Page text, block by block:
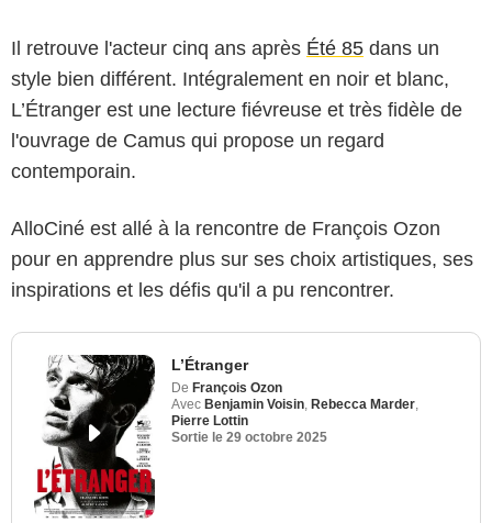
Il retrouve l'acteur cinq ans après Été 85 dans un
style bien différent. Intégralement en noir et blanc,
L’Étranger est une lecture fiévreuse et très fidèle de
l'ouvrage de Camus qui propose un regard
contemporain.
AlloCiné est allé à la rencontre de François Ozon
pour en apprendre plus sur ses choix artistiques, ses
inspirations et les défis qu'il a pu rencontrer.
L’Étranger
De François Ozon
Avec Benjamin Voisin Rebecca Marder
Pierre Lottin
Sortie le 29 octobre 2025